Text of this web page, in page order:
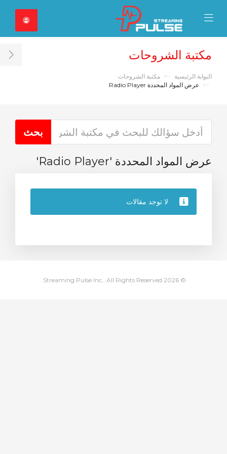
Mobile Menu
Close Mobile
مكتبة الشروحات
البوابة الرئيسية
مكتبة الشروحات
عرض المواد المحددة Radio Player
عرض المواد المحددة 'Radio Player'
لا توجد مقالات
© 2026 Streaming Pulse Inc.. All Rights Reserved.